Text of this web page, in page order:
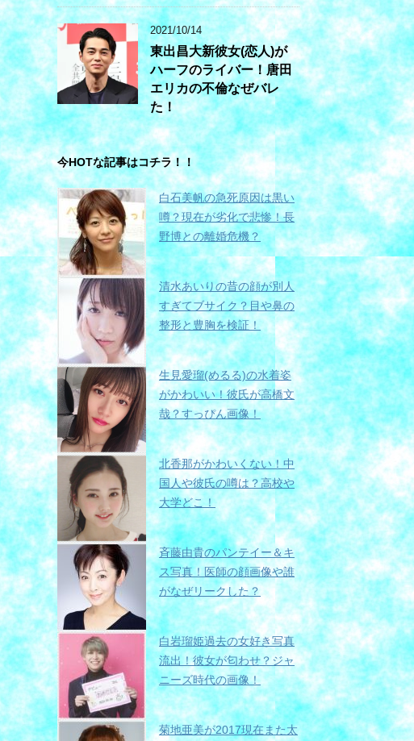
2021/10/14
東出昌大新彼女(恋人)が
ハーフのライバー！唐田
エリカの不倫なぜバレ
た！
今HOTな記事はコチラ！！
白石美帆の急死原因は黒い
噂？現在が劣化で悲惨！長
野博との離婚危機？
清水あいりの昔の顔が別人
すぎてブサイク？目や鼻の
整形と豊胸を検証！
生見愛瑠(めるる)の水着姿
がかわいい！彼氏が高橋文
哉？すっぴん画像！
北香那がかわいくない！中
国人や彼氏の噂は？高校や
大学どこ！
斉藤由貴のパンテイー＆キ
ス写真！医師の顔画像や誰
がなぜリークした？
白岩瑠姫過去の女好き写真
流出！彼女が匂わせ？ジャ
ニーズ時代の画像！
菊地亜美が2017現在また太